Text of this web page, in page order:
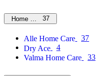
Home Care37
Alle Home Care
37
Dry Ace
4
Valma Home Care
33